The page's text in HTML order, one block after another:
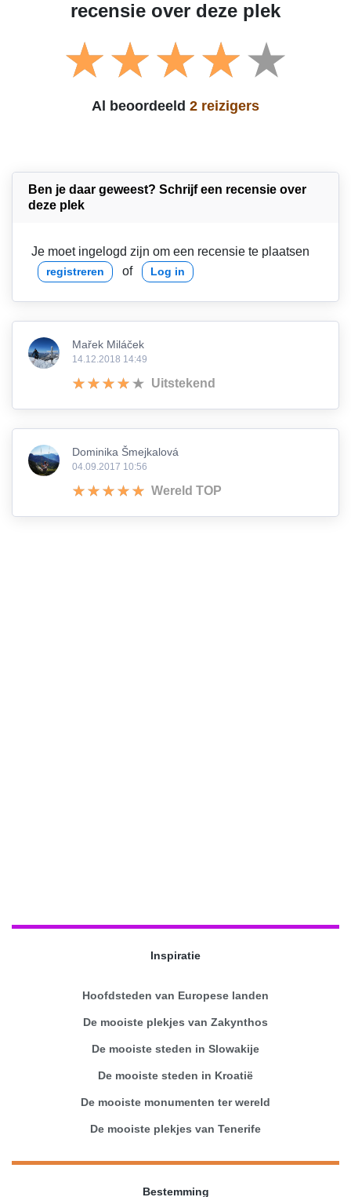
recensie over deze plek
Al beoordeeld 2 reizigers
Ben je daar geweest? Schrijf een recensie over
deze plek
Je moet ingelogd zijn om een recensie te plaatsen
registreren of Log in
Mařek Miláček
14.12.2018 14:49
Uitstekend
Dominika Šmejkalová
04.09.2017 10:56
Wereld TOP
Inspiratie
Hoofdsteden van Europese landen
De mooiste plekjes van Zakynthos
De mooiste steden in Slowakije
De mooiste steden in Kroatië
De mooiste monumenten ter wereld
De mooiste plekjes van Tenerife
Bestemming